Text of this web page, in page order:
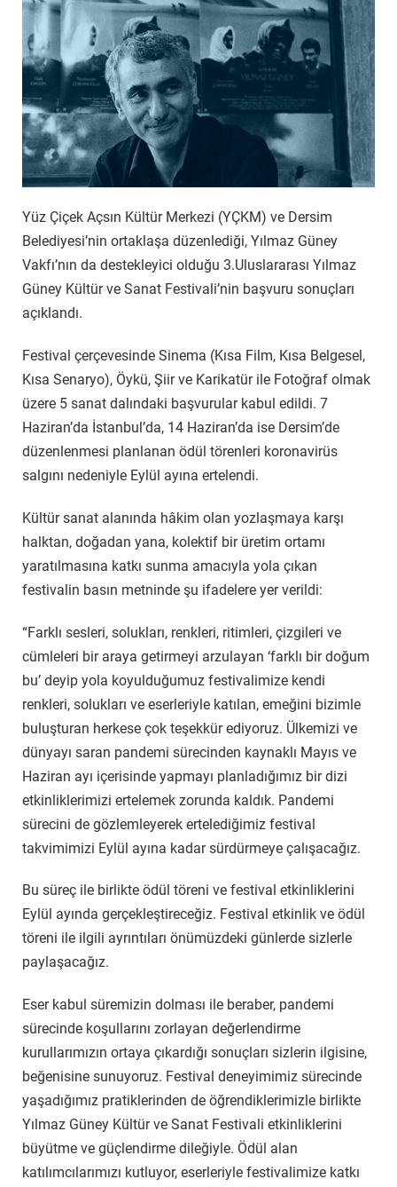
Yüz Çiçek Açsın Kültür Merkezi (YÇKM) ve Dersim
Belediyesi’nin ortaklaşa düzenlediği, Yılmaz Güney
Vakfı’nın da destekleyici olduğu 3.Uluslararası Yılmaz
Güney Kültür ve Sanat Festivali’nin başvuru sonuçları
açıklandı.
Festival çerçevesinde Sinema (Kısa Film, Kısa Belgesel,
Kısa Senaryo), Öykü, Şiir ve Karikatür ile Fotoğraf olmak
üzere 5 sanat dalındaki başvurular kabul edildi. 7
Haziran’da İstanbul’da, 14 Haziran’da ise Dersim’de
düzenlenmesi planlanan ödül törenleri koronavirüs
salgını nedeniyle Eylül ayına ertelendi.
Kültür sanat alanında hâkim olan yozlaşmaya karşı
halktan, doğadan yana, kolektif bir üretim ortamı
yaratılmasına katkı sunma amacıyla yola çıkan
festivalin basın metninde şu ifadelere yer verildi:
“Farklı sesleri, solukları, renkleri, ritimleri, çizgileri ve
cümleleri bir araya getirmeyi arzulayan ‘farklı bir doğum
bu’ deyip yola koyulduğumuz festivalimize kendi
renkleri, solukları ve eserleriyle katılan, emeğini bizimle
buluşturan herkese çok teşekkür ediyoruz. Ülkemizi ve
dünyayı saran pandemi sürecinden kaynaklı Mayıs ve
Haziran ayı içerisinde yapmayı planladığımız bir dizi
etkinliklerimizi ertelemek zorunda kaldık. Pandemi
sürecini de gözlemleyerek ertelediğimiz festival
takvimimizi Eylül ayına kadar sürdürmeye çalışacağız.
Bu süreç ile birlikte ödül töreni ve festival etkinliklerini
Eylül ayında gerçekleştireceğiz. Festival etkinlik ve ödül
töreni ile ilgili ayrıntıları önümüzdeki günlerde sizlerle
paylaşacağız.
Eser kabul süremizin dolması ile beraber, pandemi
sürecinde koşullarını zorlayan değerlendirme
kurullarımızın ortaya çıkardığı sonuçları sizlerin ilgisine,
beğenisine sunuyoruz. Festival deneyimimiz sürecinde
yaşadığımız pratiklerinden de öğrendiklerimizle birlikte
Yılmaz Güney Kültür ve Sanat Festivali etkinliklerini
büyütme ve güçlendirme dileğiyle. Ödül alan
katılımcılarımızı kutluyor, eserleriyle festivalimize katkı